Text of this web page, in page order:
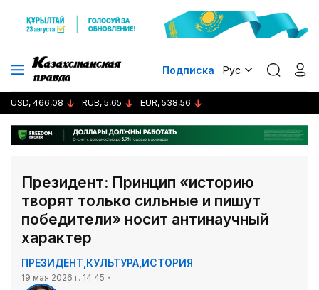
Подписка Рус
USD, 466,08 RUB, 5,65 EUR, 538,56
Президент: Принцип «историю
творят только сильные и пишут
победители» носит антинаучный
характер
ПРЕЗИДЕНТ КУЛЬТУРА ИСТОРИЯ
19 мая 2026 г. 14:45